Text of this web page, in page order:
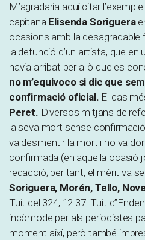
M’agradaria aquí citar l’exemple
capitana Elisenda Soriguera
ocasions amb la desagradable
la defunció d’un artista, que
havia arribat per allò que es
no m’equivoco si dic que
confirmació oficial. El cas
Peret. Diversos mitjans de
la seva mort sense confirmació
va desmentir la mort i no va
confirmada (en aquella ocasió
redacció; per tant, el mèrit va
Soriguera, Morén, Tello,
Tuit del 324, 12.37. Tuit
incòmode per als periodistes
moment així, però també